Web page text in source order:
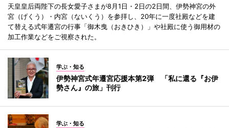
天皇皇后両陛下の長女愛子さまが8月1日・2日の2日間、伊勢神宮の外
宮（げくう）・内宮（ないくう）を参拝し、20年に一度社殿などを建
て替える式年遷宮の行事「御木曳（おきひき）」や社殿に使う御用材の
加工作業などをご視察された。
学ぶ・知る
伊勢神宮式年遷宮応援本第2弾 「私に還る『お伊
勢さん』の旅」刊行
学ぶ・知る